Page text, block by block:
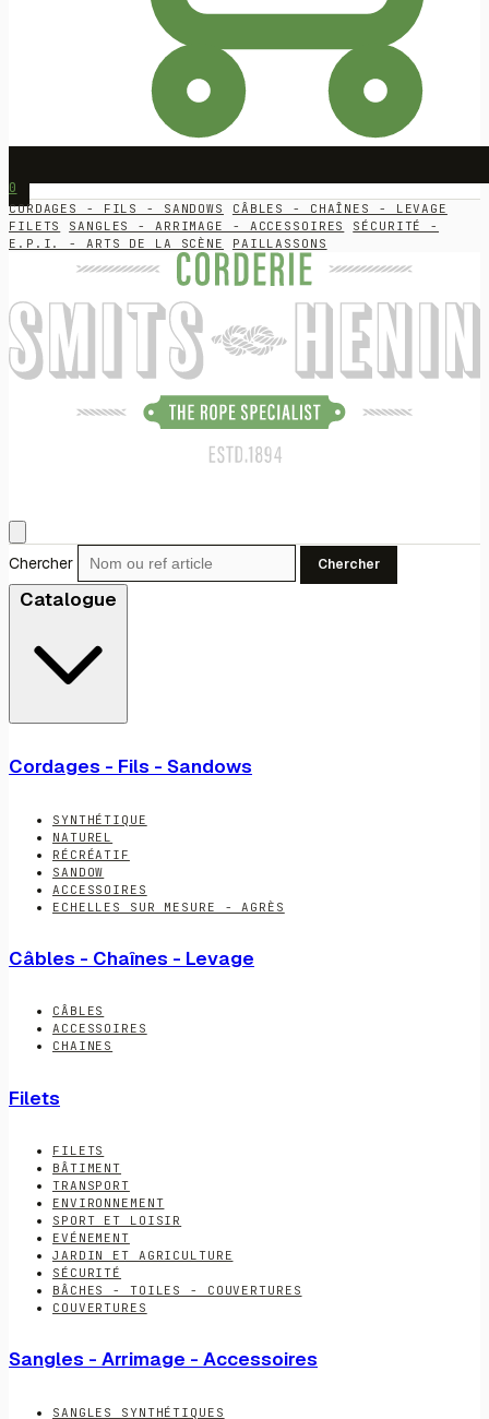
0
CORDAGES - FILS - SANDOWS
CÂBLES - CHAÎNES - LEVAGE
FILETS
SANGLES - ARRIMAGE - ACCESSOIRES
SÉCURITÉ -
E.P.I. - ARTS DE LA SCÈNE
PAILLASSONS
Chercher Chercher
Catalogue
Cordages - Fils - Sandows
SYNTHÉTIQUE
NATUREL
RÉCRÉATIF
SANDOW
ACCESSOIRES
ECHELLES SUR MESURE - AGRÈS
Câbles - Chaînes - Levage
CÂBLES
ACCESSOIRES
CHAINES
Filets
FILETS
BÂTIMENT
TRANSPORT
ENVIRONNEMENT
SPORT ET LOISIR
EVÉNEMENT
JARDIN ET AGRICULTURE
SÉCURITÉ
BÂCHES - TOILES - COUVERTURES
COUVERTURES
Sangles - Arrimage - Accessoires
SANGLES SYNTHÉTIQUES